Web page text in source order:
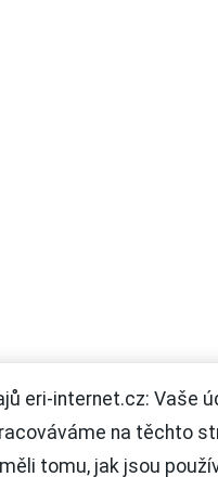
eri-internet.cz: Vaše
na těchto
tomu, jak jsou